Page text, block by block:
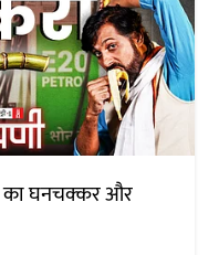
का घनचक्कर और